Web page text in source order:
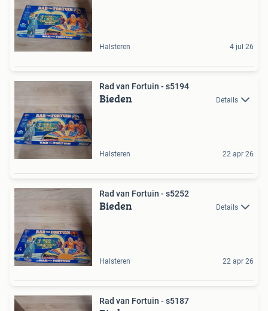
Halsteren 4 jul 26
Rad van Fortuin - s5194
Bieden Details
Halsteren 22 apr 26
Rad van Fortuin - s5252
Bieden Details
Halsteren 22 apr 26
Rad van Fortuin - s5187